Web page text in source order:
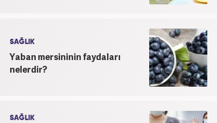
SAĞLIK
Yaban mersininin faydaları
nelerdir?
SAĞLIK